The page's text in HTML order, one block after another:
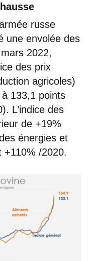
russe
une envolée des
2022,
des prix
agricoles)
133,1 points
L’indice des
de +19%
énergies et
+110% /2020.